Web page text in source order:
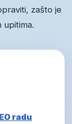
zašto je
upitima.
radu